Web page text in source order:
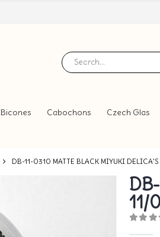
Bicones Cabochons Czech Glas
DB-11-0310 MATTE BLACK MIYUKI DELICA’S
11/